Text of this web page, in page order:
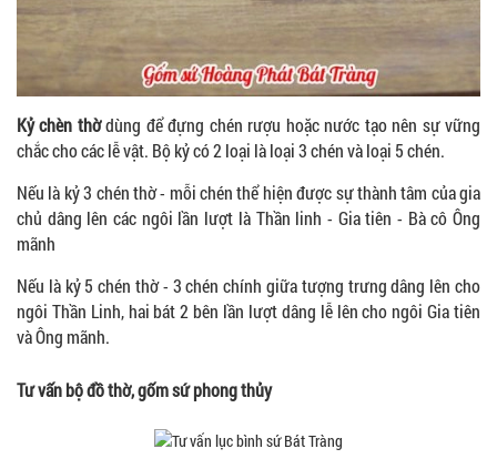
Kỷ chèn thờdùng để đựng chén rượu hoặc nước tạo nên sự vững
chắc cho các lễ vật. Bộ kỷ có 2 loại là loại 3 chén và loại 5 chén.
Nếu là kỷ 3 chén thờ - mỗi chén thể hiện được sự thành tâm của gia
chủ dâng lên các ngôi lần lượt là Thần linh - Gia tiên - Bà cô Ông
mãnh
Nếu là kỷ 5 chén thờ - 3 chén chính giữa tượng trưng dâng lên cho
ngôi Thần Linh, hai bát 2 bên lần lượt dâng lễ lên cho ngôi Gia tiên
và Ông mãnh.
Tư vấn bộ đồ thờ, gốm sứ phong thủy